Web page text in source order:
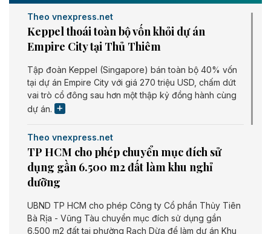
Theo vnexpress.net
Keppel thoái toàn bộ vốn khỏi dự án
Empire City tại Thủ Thiêm
Tập đoàn Keppel (Singapore) bán toàn bộ 40% vốn
tại dự án Empire City với giá 270 triệu USD, chấm dứt
vai trò cổ đông sau hơn một thập kỷ đồng hành cùng
dự án.
Theo vnexpress.net
TP HCM cho phép chuyển mục đích sử
dụng gần 6.500 m2 đất làm khu nghỉ
dưỡng
UBND TP HCM cho phép Công ty Cổ phần Thủy Tiên
Bà Rịa - Vũng Tàu chuyển mục đích sử dụng gần
6.500 m2 đất tại phường Rạch Dừa để làm dự án Khu